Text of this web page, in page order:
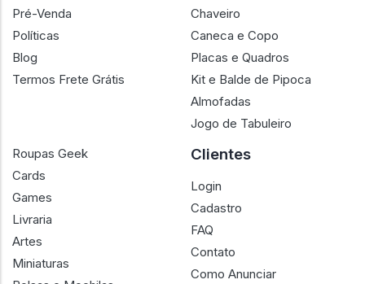
Pré-Venda
Políticas
Blog
Termos Frete Grátis
Chaveiro
Caneca e Copo
Placas e Quadros
Kit e Balde de Pipoca
Almofadas
Jogo de Tabuleiro
Roupas Geek
Cards
Games
Livraria
Artes
Miniaturas
Clientes
Login
Cadastro
FAQ
Contato
Como Anunciar